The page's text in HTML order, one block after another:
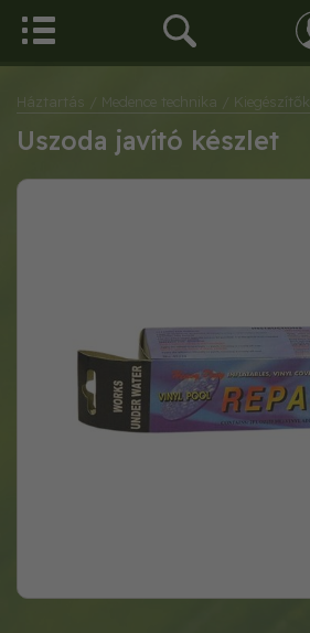
Háztartás / Medence technika / Kiegészítők
Uszoda javító készlet